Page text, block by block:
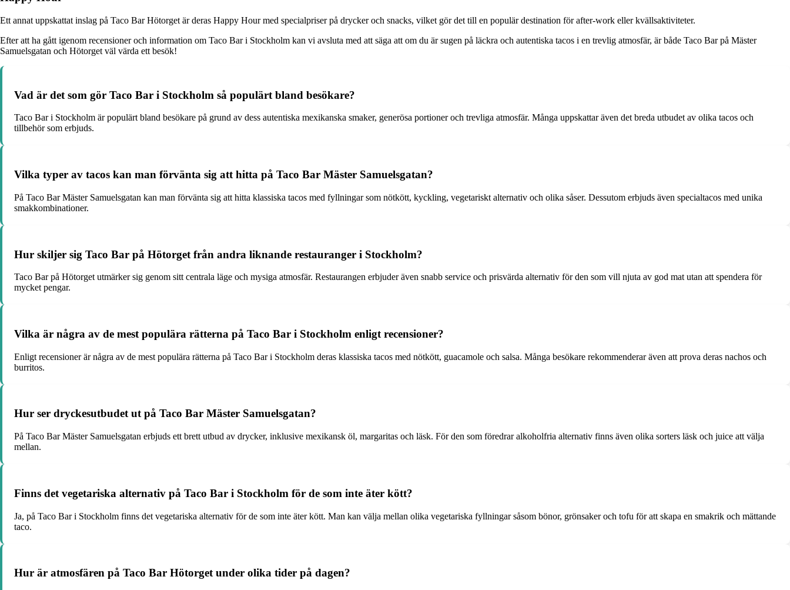
Ett annat uppskattat inslag på Taco Bar Hötorget är deras Happy Hour med specialpriser på drycker och snacks, vilket gör det till en populär destination för after-work eller kvällsaktiviteter.
Efter att ha gått igenom recensioner och information om Taco Bar i Stockholm kan vi avsluta med att säga att om du är sugen på läckra och autentiska tacos i en trevlig atmosfär, är både Taco Bar på Mäster
Samuelsgatan och Hötorget väl värda ett besök!
Vad är det som gör Taco Bar i Stockholm så populärt bland besökare?
Taco Bar i Stockholm är populärt bland besökare på grund av dess autentiska mexikanska smaker, generösa portioner och trevliga atmosfär. Många uppskattar även det breda utbudet av olika tacos och
tillbehör som erbjuds.
Vilka typer av tacos kan man förvänta sig att hitta på Taco Bar Mäster Samuelsgatan?
På Taco Bar Mäster Samuelsgatan kan man förvänta sig att hitta klassiska tacos med fyllningar som nötkött, kyckling, vegetariskt alternativ och olika såser. Dessutom erbjuds även specialtacos med unika
smakkombinationer.
Hur skiljer sig Taco Bar på Hötorget från andra liknande restauranger i Stockholm?
Taco Bar på Hötorget utmärker sig genom sitt centrala läge och mysiga atmosfär. Restaurangen erbjuder även snabb service och prisvärda alternativ för den som vill njuta av god mat utan att spendera för
mycket pengar.
Vilka är några av de mest populära rätterna på Taco Bar i Stockholm enligt recensioner?
Enligt recensioner är några av de mest populära rätterna på Taco Bar i Stockholm deras klassiska tacos med nötkött, guacamole och salsa. Många besökare rekommenderar även att prova deras nachos och
burritos.
Hur ser dryckesutbudet ut på Taco Bar Mäster Samuelsgatan?
På Taco Bar Mäster Samuelsgatan erbjuds ett brett utbud av drycker, inklusive mexikansk öl, margaritas och läsk. För den som föredrar alkoholfria alternativ finns även olika sorters läsk och juice att välja
mellan.
Finns det vegetariska alternativ på Taco Bar i Stockholm för de som inte äter kött?
Ja, på Taco Bar i Stockholm finns det vegetariska alternativ för de som inte äter kött. Man kan välja mellan olika vegetariska fyllningar såsom bönor, grönsaker och tofu för att skapa en smakrik och mättande
taco.
Hur är atmosfären på Taco Bar Hötorget under olika tider på dagen?